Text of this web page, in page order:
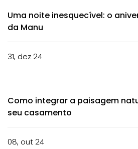
Uma noite inesquecível: o
da Manu
31, dez 24
Como integrar a paisagem
seu casamento
08, out 24